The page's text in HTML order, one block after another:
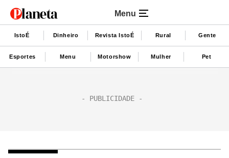
Menu
IstoÉ Dinheiro Revista IstoÉ Rural Gente
Esportes Menu Motorshow Mulher Pet